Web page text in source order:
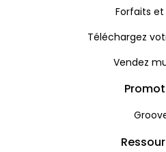
Forfaits
Téléchargez
Vendez